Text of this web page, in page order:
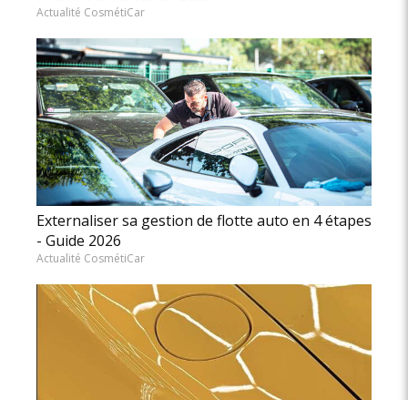
Actualité CosmétiCar
Externaliser sa gestion de flotte auto en 4 étapes
- Guide 2026
Actualité CosmétiCar